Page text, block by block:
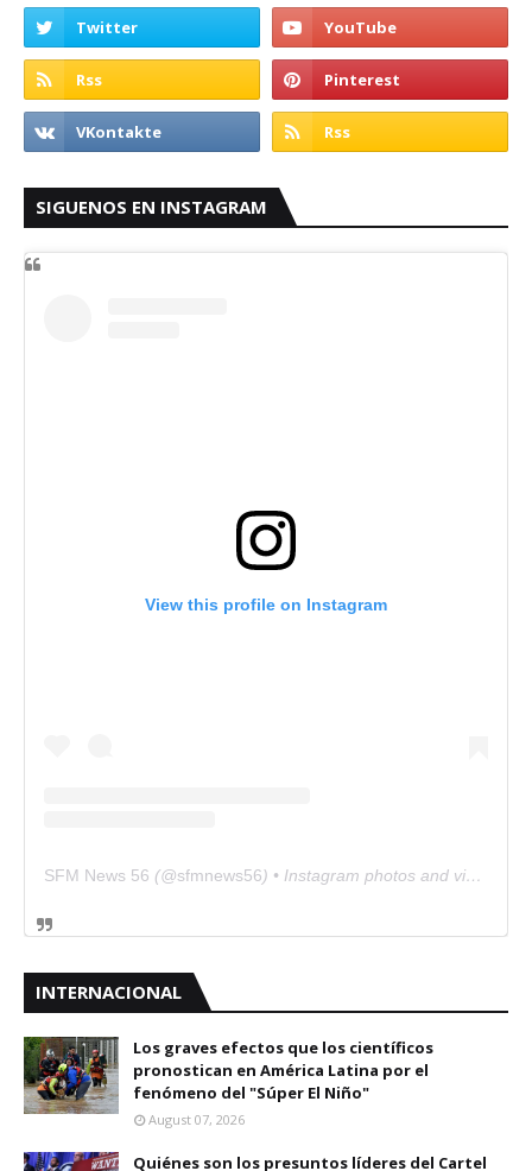
SIGUENOS EN INSTAGRAM
View this profile on Instagram
SFM News 56 (@sfmnews56) • Instagram photos and videos
INTERNACIONAL
Los graves efectos que los científicos
pronostican en América Latina por el
fenómeno del "Súper El Niño"
August 07, 2026
Quiénes son los presuntos líderes del Cartel